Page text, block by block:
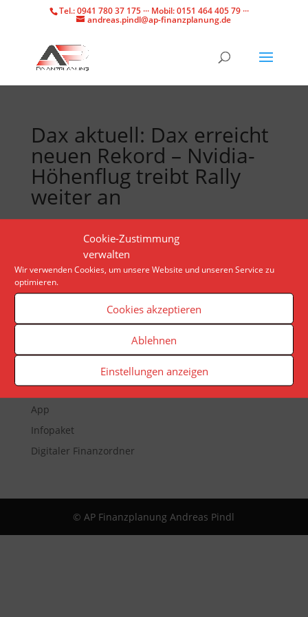
Cookie-Zustimmung
verwalten
Wir verwenden Cookies, um unsere Website und unseren Service zu
optimieren.
Cookies akzeptieren
Ablehnen
Einstellungen anzeigen
Tel.: 0941 780 37 175 ··· Mobil: 0151 464 405 79 ···
andreas.pindl@ap-finanzplanung.de
Dax aktuell: Dax erreicht
neuen Rekord – Nvidia-
Höhenflug treibt Rally
weiter an
Die Euphorie rund um Nvidia sorgt seit Donnerstag
für eine Rekordjagd an den Börsen. Der am
Vormittag richtungslose Dax steigt auf einen
Höchststand.
Reporting
App
Infopaket
Digitaler Finanzordner
© AP Finanzplanung Andreas Pindl